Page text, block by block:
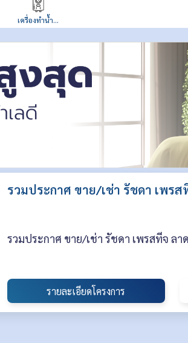
เครื่องทำน้ำ...
รวมประกาศ ขาย/เช่า รัชดา เพร
รวมประกาศ ขาย/เช่า รัชดา เพรสทีจ ล
รายละเอียดโครงการ